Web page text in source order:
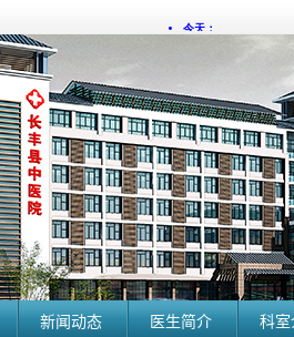
新闻动态 医生简介 科